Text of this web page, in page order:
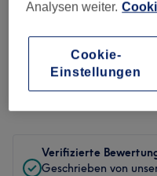
Bewertungen filtern
Verifizierte
Geschrieben von
Analysen weiter.
Cookie-
Einstellungen